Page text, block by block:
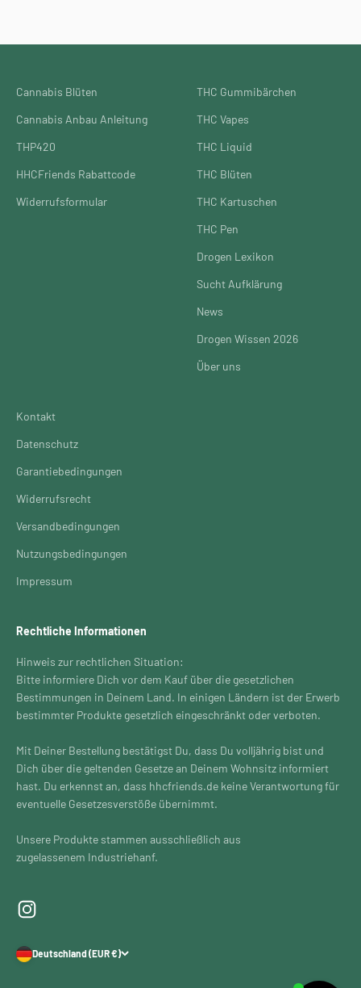
Cannabis Blüten
Cannabis Anbau Anleitung
THP420
HHCFriends Rabattcode
Widerrufsformular
THC Gummibärchen
THC Vapes
THC Liquid
THC Blüten
THC Kartuschen
THC Pen
Drogen Lexikon
Sucht Aufklärung
News
Drogen Wissen 2026
Über uns
Kontakt
Datenschutz
Garantiebedingungen
Widerrufsrecht
Versandbedingungen
Nutzungsbedingungen
Impressum
Rechtliche Informationen
Hinweis zur rechtlichen Situation:
Bitte informiere Dich vor dem Kauf über die gesetzlichen
Bestimmungen in Deinem Land. In einigen Ländern ist der Erwerb
bestimmter Produkte gesetzlich eingeschränkt oder verboten.
Mit Deiner Bestellung bestätigst Du, dass Du volljährig bist und
Dich über die geltenden Gesetze an Deinem Wohnsitz informiert
hast. Du erkennst an, dass hhcfriends.de keine Verantwortung für
eventuelle Gesetzesverstöße übernimmt.
Unsere Produkte stammen ausschließlich aus
zugelassenem Industriehanf.
Deutschland (EUR €)